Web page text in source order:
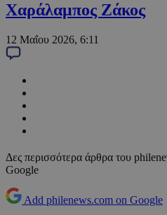
Χαράλαμπος Ζάκος
12 Μαΐου 2026, 6:11
Δες περισσότερα άρθρα του
Google
Add philenews.com on Google